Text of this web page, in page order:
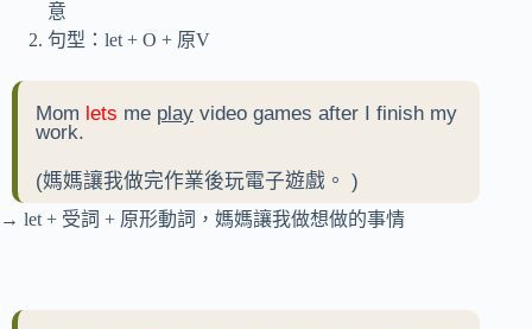
意
句型：let + O + 原V
Mom lets me play video games after I finish my
work.
(媽媽讓我做完作業後玩電子遊戲。 )
→ let + 受詞 + 原形動詞，媽媽讓我做想做的事情